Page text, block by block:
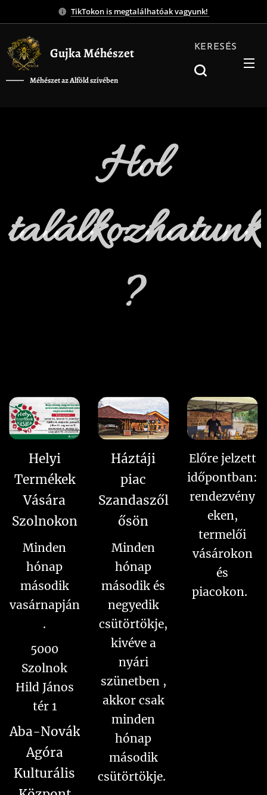
TikTokon is megtalálhatóak vagyunk!
Gujka Méhészet
Méhészet az Alföld szívében
KERESÉS
Hol
találkozhatunk
?
Helyi
Termékek
Vására
Szolnokon
Minden
hónap
második
vasárnapján
.
5000
Szolnok
Hild János
tér 1
Aba-Novák
Agóra
Kulturális
Háztáji
piac
Szandaszől
ősön
Minden
hónap
második és
negyedik
csütörtökje,
kivéve a
nyári
szünetben ,
akkor csak
minden
hónap
második
csütörtökje.
Előre jelzett
időpontban:
rendezvény
eken,
termelői
vásárokon
és
piacokon.